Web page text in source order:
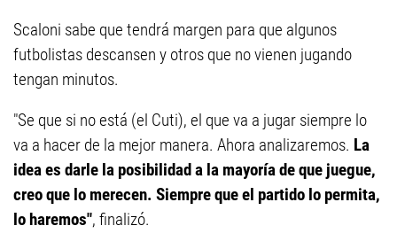
Scaloni sabe que tendrá margen para que algunos
futbolistas descansen y otros que no vienen jugando
tengan minutos.
"Se que si no está (el Cuti), el que va a jugar siempre lo
va a hacer de la mejor manera. Ahora analizaremos. La
idea es darle la posibilidad a la mayoría de que juegue,
creo que lo merecen. Siempre que el partido lo permita,
lo haremos", finalizó.